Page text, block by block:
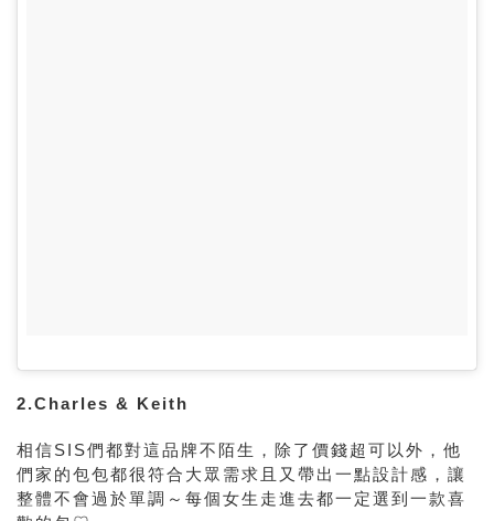
2.Charles & Keith
相信SIS們都對這品牌不陌生，除了價錢超可以外，他
們家的包包都很符合大眾需求且又帶出一點設計感，讓
整體不會過於單調～每個女生走進去都一定選到一款喜